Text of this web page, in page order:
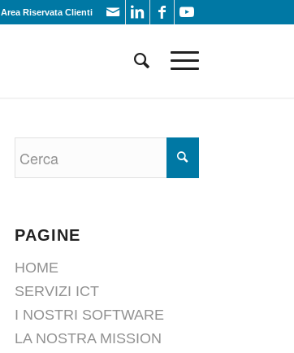
Area Riservata Clienti
PAGINE
HOME
SERVIZI ICT
I NOSTRI SOFTWARE
LA NOSTRA MISSION